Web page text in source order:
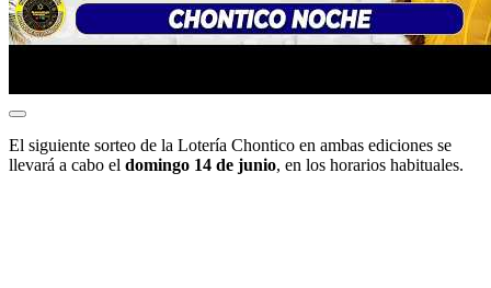
El siguiente sorteo de la Lotería Chontico en ambas ediciones se
llevará a cabo el domingo 14 de junio, en los horarios habituales.